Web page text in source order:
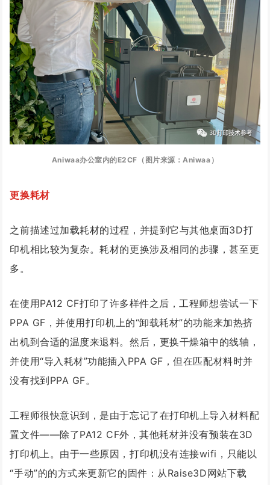
Aniwaa办公室内的E2CF（图片来源：Aniwaa）
更换耗材
之前描述过加载耗材的过程，并提到它与其他桌面3D打
印机相比较为复杂。耗材的更换涉及相同的步骤，甚至更
多。
在使用PA12 CF打印了许多样件之后，工程师想尝试一下
PPA GF，并使用打印机上的“卸载耗材”的功能来加热挤
出机到合适的温度来退料。然后，更换干燥箱中的线轴，
并使用“导入耗材”功能插入PPA GF，但在匹配材料时并
没有找到PPA GF。
工程师很快意识到，是由于忘记了在打印机上导入材料配
置文件——除了PA12 CF外，其他耗材并没有预装在3D
打印机上。由于一些原因，打印机没有连接wifi，只能以
“手动”的的方式来更新它的固件：从Raise3D网站下载